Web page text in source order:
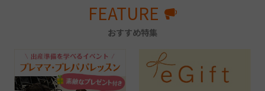
FEATURE
おすすめ特集